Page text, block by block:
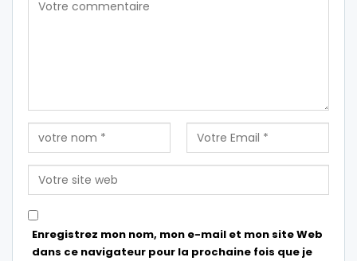
Enregistrez mon nom, mon e-mail et mon site Web
dans ce navigateur pour la prochaine fois que je